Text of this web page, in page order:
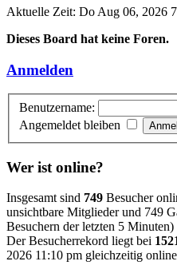
Aktuelle Zeit: Do Aug 06, 2026
Dieses Board hat keine Foren.
Anmelden
Benutzername:
Angemeldet bleiben
Wer ist online?
Insgesamt sind 749 Besucher
unsichtbare Mitglieder und 749
Besuchern der letzten 5 Minuten)
Der Besucherrekord liegt bei
2026 11:10 pm gleichzeitig